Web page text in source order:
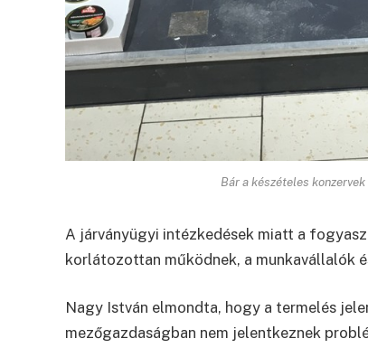
Bár a készételes
A járványügyi intézkedések miatt a
korlátozottan működnek, a munkavállalók
Nagy István elmondta, hogy a termelés
mezőgazdaságban nem jelentkeznek